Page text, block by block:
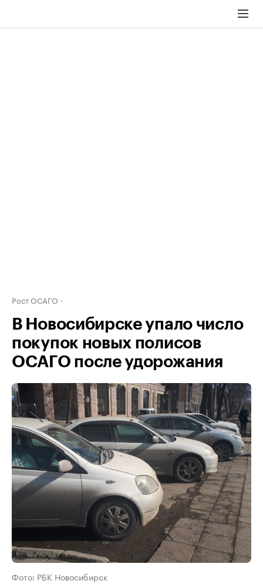
Рост ОСАГО
В Новосибирске упало число
покупок новых полисов
ОСАГО после удорожания
Фото: РБК Новосибирск